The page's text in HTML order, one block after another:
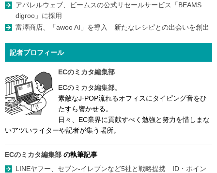
アパレルウェブ、ビームスの公式リセールサービス「BEAMS
digroo」に採用
富澤商店、「awoo AI」を導入 新たなレシピとの出会いを創出
記者プロフィール
ECのミカタ編集部
ECのミカタ編集部。
素敵なJ-POP流れるオフィスにタイピング音をひ
たすら響かせる。
日々、EC業界に貢献すべく勉強と努力を惜しまな
いアツいライターや記者が集う場所。
ECのミカタ編集部 の執筆記事
LINEヤフー、セブン-イレブンなど5社と戦略提携 ID・ポイン